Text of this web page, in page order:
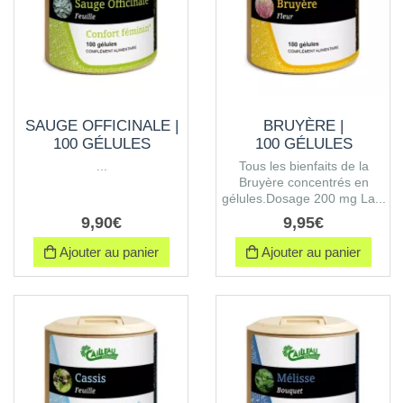
SAUGE OFFICINALE |
100 GÉLULES
9,90€
Ajouter au panier
BRUYÈRE |
100 GÉLULES
Tous les bienfaits de la
Bruyère concentrés en
gélules.Dosage 200 mg La...
9,95€
Ajouter au panier